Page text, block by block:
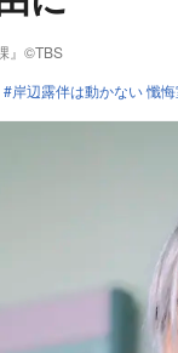
』©TBS
岸辺露伴は動かない 懺